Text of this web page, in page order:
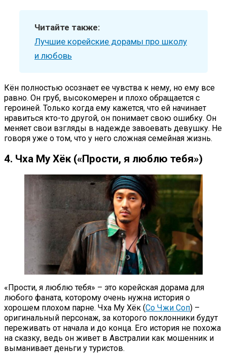
Читайте также:
Лучшие корейские дорамы про школу
и любовь
Кён полностью осознает ее чувства к нему, но ему все
равно. Он груб, высокомерен и плохо обращается с
героиней. Только когда ему кажется, что ей начинает
нравиться кто-то другой, он понимает свою ошибку. Он
меняет свои взгляды в надежде завоевать девушку. Не
говоря уже о том, что у него сложная семейная жизнь.
4. Чха Му Хёк («Прости, я люблю тебя»)
«Прости, я люблю тебя» – это корейская дорама для
любого фаната, которому очень нужна история о
хорошем плохом парне. Чха Му Хёк (Со Чжи Соп) –
оригинальный персонаж, за которого поклонники будут
переживать от начала и до конца. Его история не похожа
на сказку, ведь он живет в Австралии как мошенник и
выманивает деньги у туристов.